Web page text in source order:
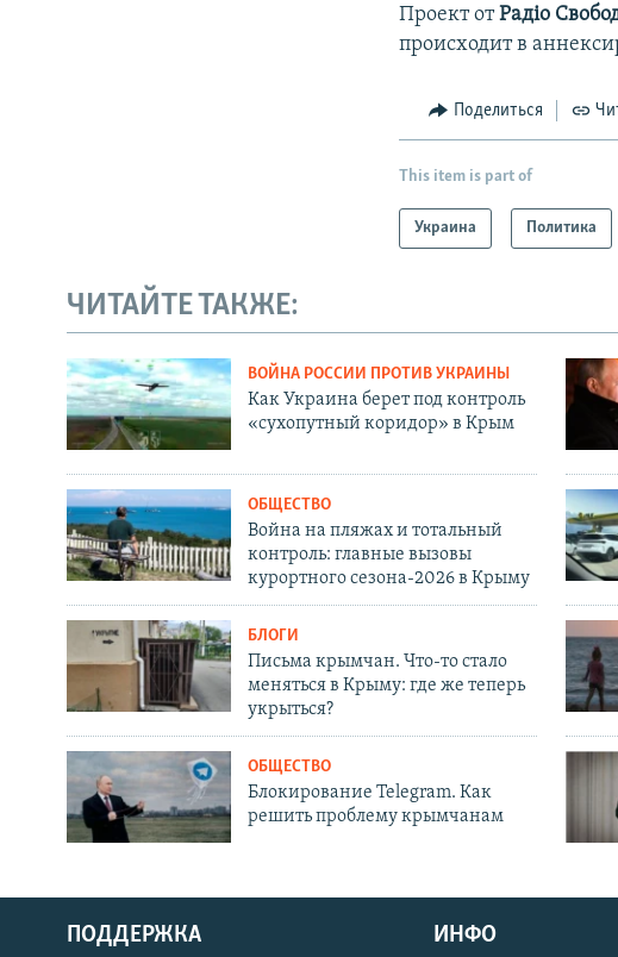
Проект отРадіо
происходит в
Поделиться
This item is part of
Украина Политика
ЧИТАЙТЕ ТАКЖЕ:
ВОЙНА РОССИИ ПРОТИВ УКРАИНЫ
Как Украина берет под контроль
«сухопутный коридор» в Крым
ОБЩЕСТВО
Война на пляжах и тотальный
контроль: главные вызовы
курортного сезона-2026 в Крыму
БЛОГИ
Письма крымчан. Что-то стало
меняться в Крыму: где же теперь
укрыться?
ОБЩЕСТВО
Блокирование Telegram. Как
решить проблему крымчанам
ПОДДЕРЖКА ИНФО